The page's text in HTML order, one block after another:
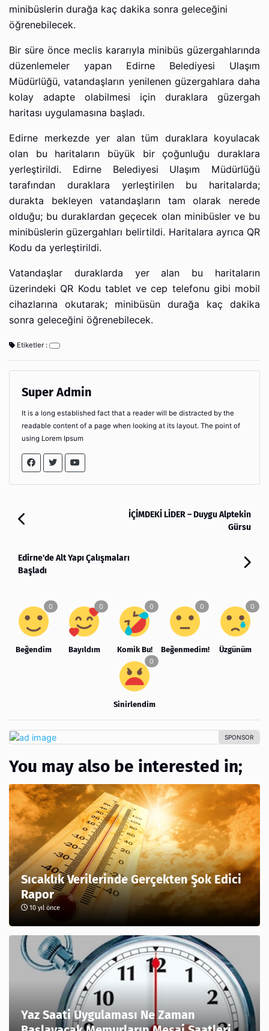
minibüslerin durağa kaç dakika sonra geleceğini
öğrenebilecek.
Bir süre önce meclis kararıyla minibüs güzergahlarında
düzenlemeler yapan Edirne Belediyesi Ulaşım
Müdürlüğü, vatandaşların yenilenen güzergahlara daha
kolay adapte olabilmesi için duraklara güzergah
haritası uygulamasına başladı.
Edirne merkezde yer alan tüm duraklara koyulacak
olan bu haritaların büyük bir çoğunluğu duraklara
yerleştirildi. Edirne Belediyesi Ulaşım Müdürlüğü
tarafından duraklara yerleştirilen bu haritalarda;
durakta bekleyen vatandaşların tam olarak nerede
olduğu; bu duraklardan geçecek olan minibüsler ve bu
minibüslerin güzergahları belirtildi. Haritalara ayrıca QR
Kodu da yerleştirildi.
Vatandaşlar duraklarda yer alan bu haritaların
üzerindeki QR Kodu tablet ve cep telefonu gibi mobil
cihazlarına okutarak; minibüsün durağa kaç dakika
sonra geleceğini öğrenebilecek.
Etiketler :
Super Admin
It is a long established fact that a reader will be distracted by the
readable content of a page when looking at its layout. The point of
using Lorem Ipsum
İÇİMDEKİ LİDER – Duygu Alptekin
Gürsu
Edirne'de Alt Yapı Çalışmaları
Başladı
Beğendim Bayıldım Komik Bu! Beğenmedim! Üzgünüm
Sinirlendim
You may also be interested in;
Sıcaklık Verilerinde Gerçekten Şok Edici
Rapor
10 yıl önce
Yaz Saati Uygulaması Ne Zaman